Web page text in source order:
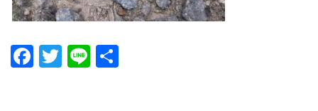
Facebook
Twitter
Line